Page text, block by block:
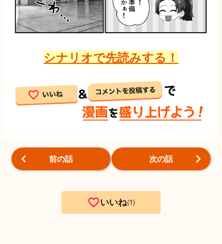
シナリオで先読みする！
前の話 次の話
いいね 1